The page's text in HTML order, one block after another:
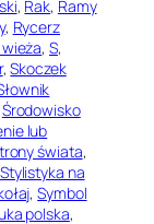
, Rak, Ramy
, Rycerz
wieża, S
, Skoczek
Środowisko
lub
świata
Stylistyka na
, Symbol
polska